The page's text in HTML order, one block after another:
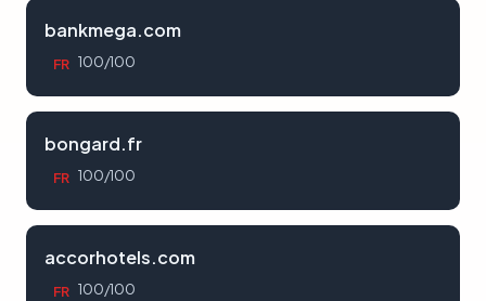
bankmega.com
FR 100/100
bongard.fr
FR 100/100
accorhotels.com
FR 100/100